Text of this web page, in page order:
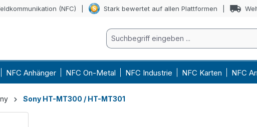
(NFC) Stark bewertet auf allen Plattformen
NFC Anhänger NFC On-Metal NFC Industrie NFC Karten NFC
Sony HT-MT300 / HT-MT301